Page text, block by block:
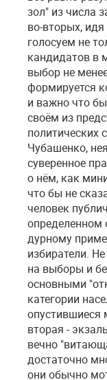
зол" из числа
во-вторых,
голосуем не
кандидатов в
выбор не
формируется
и важно что
своём из
политических
Чубашенко,
суверенное
о нём, как
что бы не
человек
определенном
дурному
избиратели.
на выборы и
основными
категории
опустившиеся
вторая -
вечно
достаточно
они обычно